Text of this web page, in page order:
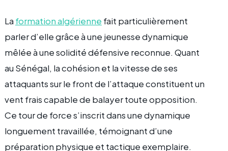
La formation algérienne fait particulièrement
parler d’elle grâce à une jeunesse dynamique
mêlée à une solidité défensive reconnue. Quant
au Sénégal, la cohésion et la vitesse de ses
attaquants sur le front de l’attaque constituent un
vent frais capable de balayer toute opposition.
Ce tour de force s’inscrit dans une dynamique
longuement travaillée, témoignant d’une
préparation physique et tactique exemplaire.